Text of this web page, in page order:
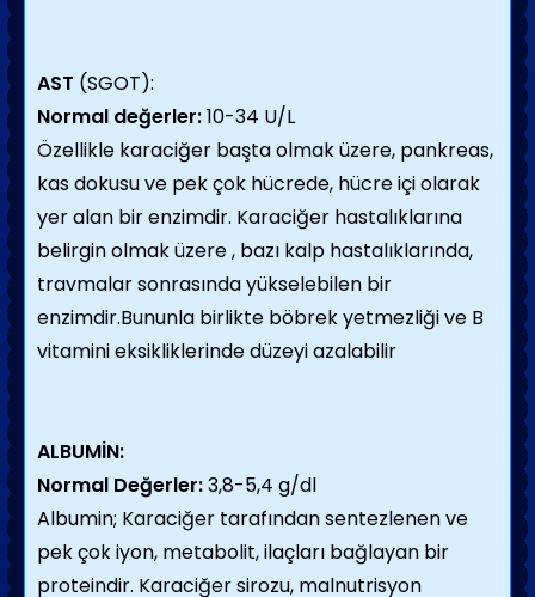
AST (SGOT):
Normal değerler:10-34 U/L
Özellikle karaciğer başta olmak üzere, pankreas,
kas dokusu ve pek çok hücrede, hücre içi olarak
yer alan bir enzimdir. Karaciğer hastalıklarına
belirgin olmak üzere , bazı kalp hastalıklarında,
travmalar sonrasında yükselebilen bir
enzimdir.Bununla birlikte böbrek yetmezliği ve B
vitamini eksikliklerinde düzeyi azalabilir
ALBUMİN:
Normal Değerler:3,8-5,4 g/dl
Albumin; Karaciğer tarafından sentezlenen ve
pek çok iyon, metabolit, ilaçları bağlayan bir
proteindir. Karaciğer sirozu, malnutrisyon